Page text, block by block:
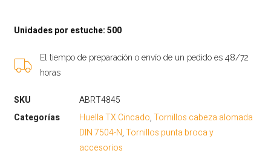
Unidades por estuche: 500
El tiempo de preparación o envío de un pedido es 48/72
horas
SKU
ABRT4845
Categorías
Huella TX Cincado,Tornillos cabeza alomada
DIN 7504-N,Tornillos punta broca y
accesorios